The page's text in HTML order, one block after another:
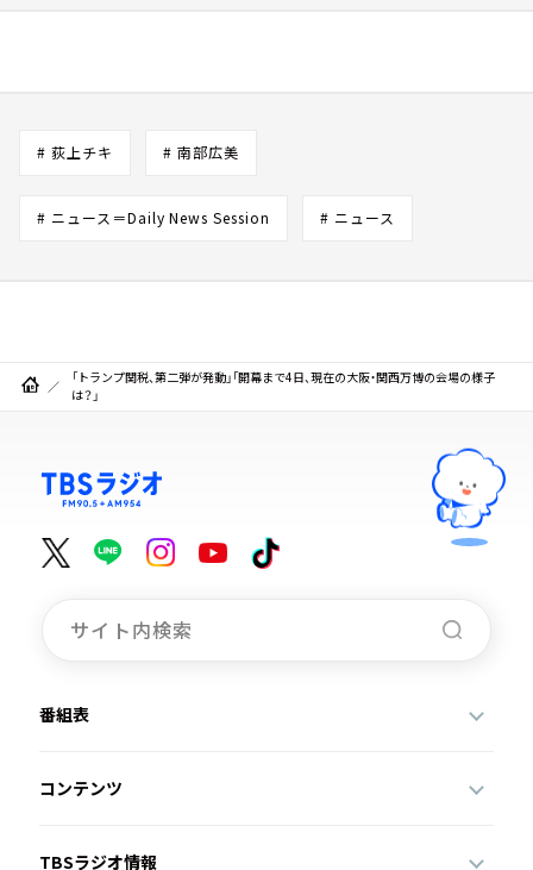
# 荻上チキ # 南部広美
# ニュース＝Daily News Session # ニュース
「トランプ関税、第二弾が発動」「開幕まで4日、現在の大阪・関西万博の会場の様子
は？」
番組表
コンテンツ
TBSラジオ情報